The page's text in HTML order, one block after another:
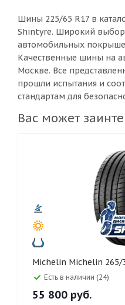
Шины 225/65 R17 в
Shintyre. Широкий выбор
автомобильных
Качественные шины на
Москве. Все
прошли испытания и
стандартам для
Вас может
Michelin
Есть в наличии (24)
55 800 руб.